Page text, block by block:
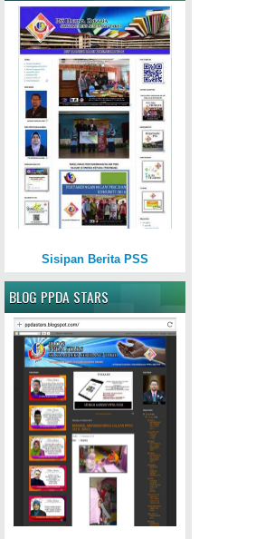
Sisipan Berita PSS
BLOG PPDA STARS